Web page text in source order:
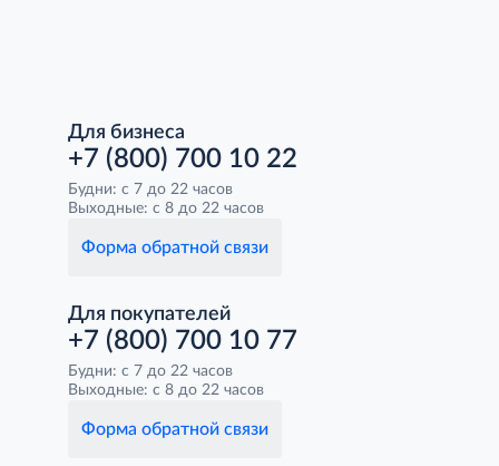
Для бизнеса
+7 (800) 700 10 22
Будни: с 7 до 22 часов
Выходные: с 8 до 22 часов
Форма обратной связи
Для покупателей
+7 (800) 700 10 77
Будни: с 7 до 22 часов
Выходные: с 8 до 22 часов
Форма обратной связи